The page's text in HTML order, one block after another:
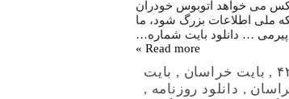
می خواهد اتوبوس خودران
ملی اطلاعات بزرگ شود، ما
پیرمی … دانلود بایت شماره…
Read more »
, بایت خراسان , بایت
, دانلود روزنامه ,